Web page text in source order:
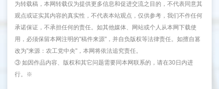
为转载稿，本网转载仅为提供更多信息和促进交流之目的，不代表同意其
观点或证实其内容的真实性，不代表本站观点，仅供参考，我们不作任何
承诺保证，不承担任何的责任。如其他媒体、网站或个人从本网下载使
用，必须保留本网注明的"稿件来源"，并自负版权等法律责任。如擅自篡
改为"来源：农工党中央"，本网将依法追究责任。
③ 如因作品内容、版权和其它问题需要同本网联系的，请在30日内进
行。※